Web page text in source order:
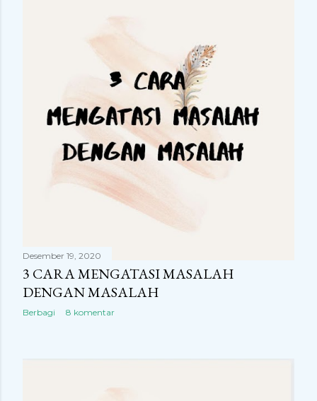
Desember 19, 2020
3 CARA MENGATASI MASALAH
DENGAN MASALAH
Berbagi 8 komentar